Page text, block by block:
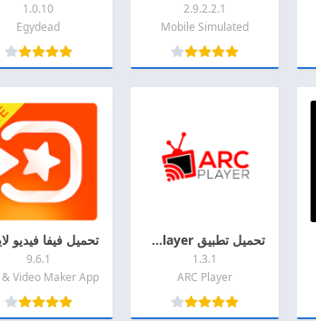
2.9.2.2.1
Mobile Simulated
1.0.10
Egydead
تحميل تطبيق ARC Player مهكر 2026 اخر اصدار APK للاندرويد
1.3.1
ARC Player
9.6.1